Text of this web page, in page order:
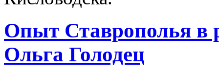
Опыт Ставрополья в
Ольга Голодец